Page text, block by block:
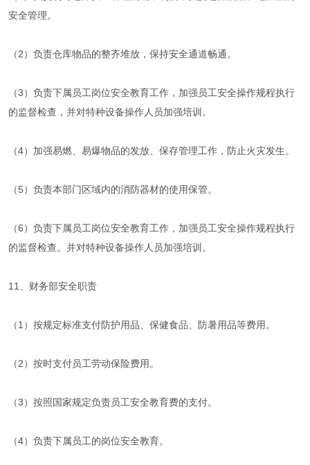
安全管理。
（2）负责仓库物品的整齐堆放，保持安全通道畅通。
（3）负责下属员工岗位安全教育工作，加强员工安全操作规程执行
的监督检查，并对特种设备操作人员加强培训。
（4）加强易燃、易爆物品的发放、保存管理工作，防止火灾发生。
（5）负责本部门区域内的消防器材的使用保管。
（6）负责下属员工岗位安全教育工作，加强员工安全操作规程执行
的监督检查。并对特种设备操作人员加强培训。
11、财务部安全职责
（1）按规定标准支付防护用品、保健食品、防暑用品等费用。
（2）按时支付员工劳动保险费用。
（3）按照国家规定负责员工安全教育费的支付。
（4）负责下属员工的岗位安全教育。